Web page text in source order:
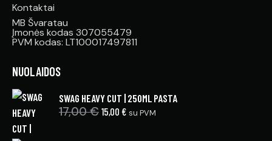
Kontaktai
MB Švaratau
Įmonės kodas 307055479
PVM kodas: LT100017497811
NUOLAIDOS
SWAG HEAVY CUT | 250ML PASTA
17,00€ 15,00 € su PVM